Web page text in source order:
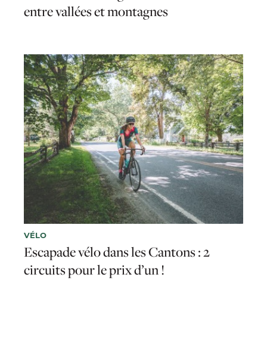
entre vallées et montagnes
VÉLO
Escapade vélo dans les Cantons : 2
circuits pour le prix d’un !